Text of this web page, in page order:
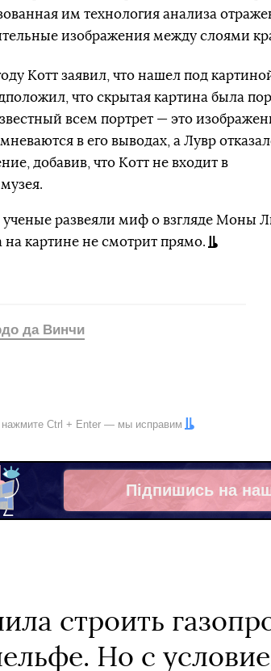
им технология анализа
изображения между слоями
Котт заявил, что нашел под
что скрытая картина была
всем портрет — это
в его выводах, а Лувр
добавив, что Котт не входит в
ученые развеяли миф о взгляде Моны
картине не смотрит прямо.
да Винчи
Ctrl + Enter — мы исправим
Підпишись на
Facebook
строить
Но с